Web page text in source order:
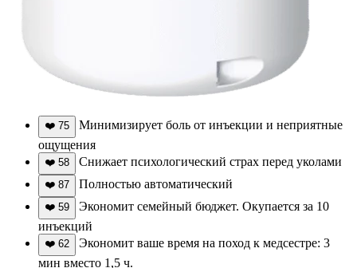
❤️ 75
Минимизирует боль от инъекции и неприятные
ощущения
❤️ 58 Снижает психологический страх перед уколами
❤️ 87 Полностью автоматический
❤️ 59
Экономит семейный бюджет. Окупается за 10
инъекций
❤️ 62
Экономит ваше время на поход к медсестре: 3
мин вместо 1,5 ч.